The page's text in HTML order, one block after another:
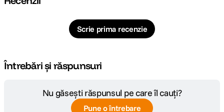
Scrie prima recenzie
Întrebări și răspunsuri
Nu găsești răspunsul pe care îl cauți?
Pune o întrebare